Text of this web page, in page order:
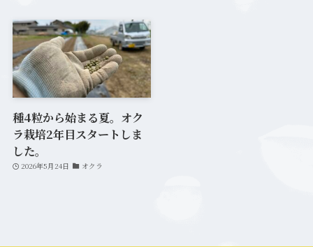
種4粒から始まる夏。オク
ラ栽培2年目スタートしま
した。
2026年5月24日 オクラ